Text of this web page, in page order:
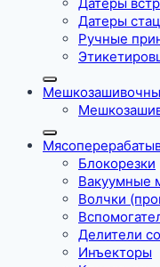
Датеры
Датеры
Ручные
Блокорезки
Вакуумные
Волчки
Делители
Инъекторы